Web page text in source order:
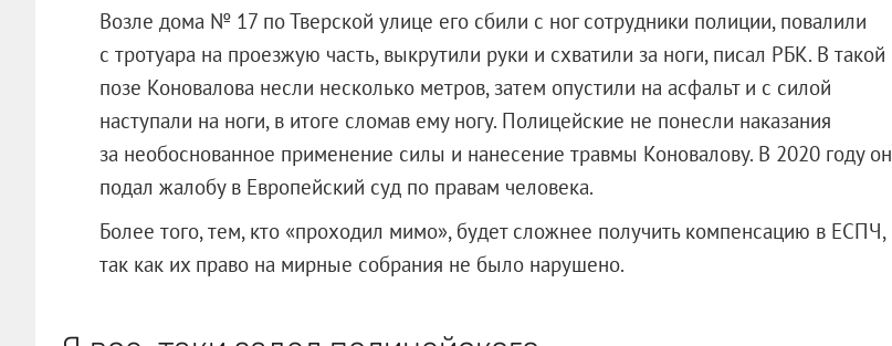
Возле дома № 17 по Тверской улице его сбили с ног сотрудники полиции, повалили
с тротуара на проезжую часть, выкрутили руки и схватили за ноги, писал РБК. В такой
позе Коновалова несли несколько метров, затем опустили на асфальт и с силой
наступали на ноги, в итоге сломав ему ногу. Полицейские не понесли наказания
за необоснованное применение силы и нанесение травмы Коновалову. В 2020 году он
подал жалобу в Европейский суд по правам человека.
Более того, тем, кто «проходил мимо», будет сложнее получить компенсацию в ЕСПЧ,
так как их право на мирные собрания не было нарушено.